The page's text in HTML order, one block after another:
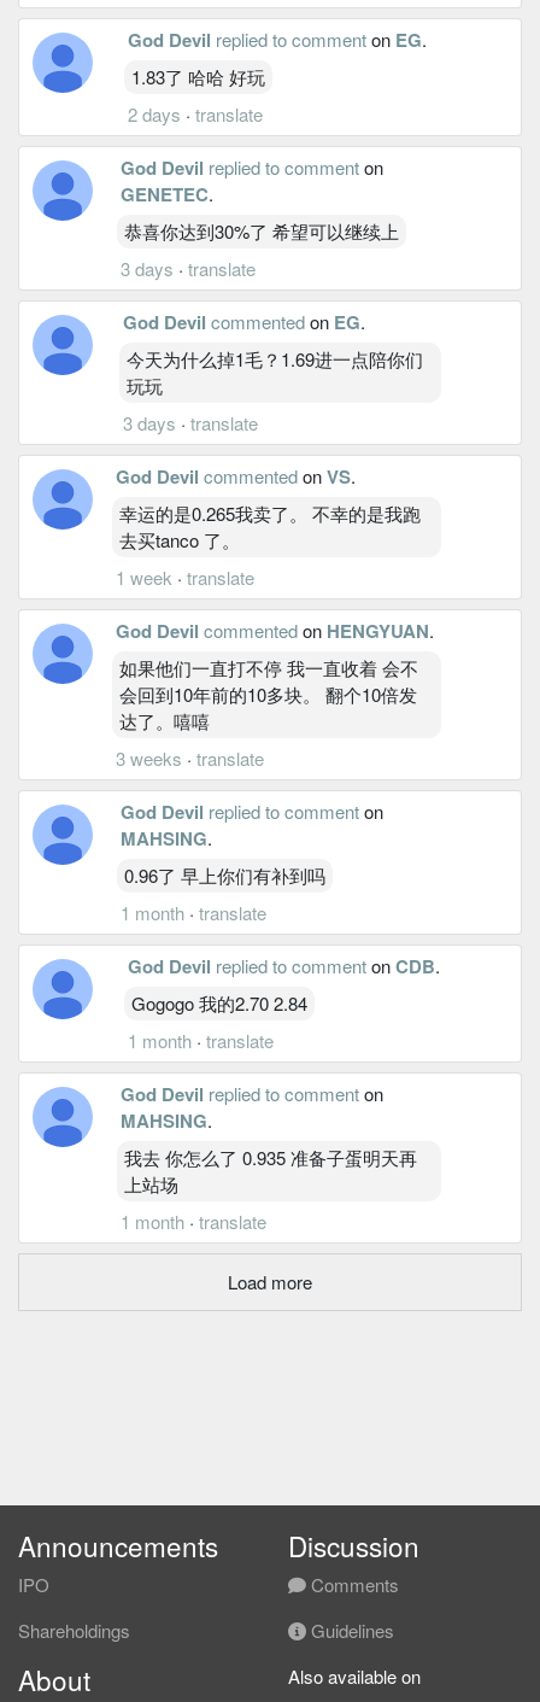
God Devil replied to commenton EG.
1.83了 哈哈 好玩
2 days · translate
God Devil replied to commenton
GENETEC.
恭喜你达到30%了 希望可以继续上
3 days · translate
God Devil commentedon EG.
今天为什么掉1毛？1.69进一点陪你们
玩玩
3 days · translate
God Devil commentedonVS.
幸运的是0.265我卖了。 不幸的是我跑
去买tanco 了。
1 week · translate
God Devil commentedon HENGYUAN.
如果他们一直打不停 我一直收着 会不
会回到10年前的10多块。 翻个10倍发
达了。嘻嘻
3 weeks · translate
God Devil replied to commenton
MAHSING.
0.96了 早上你们有补到吗
1 month · translate
God Devil replied to commentonCDB.
Gogogo 我的2.70 2.84
1 month · translate
God Devil replied to commenton
MAHSING.
我去 你怎么了 0.935 准备子蛋明天再
上站场
1 month · translate
Load more
Announcements
IPO
Shareholdings
Discussion
Comments
Guidelines
About Also available on